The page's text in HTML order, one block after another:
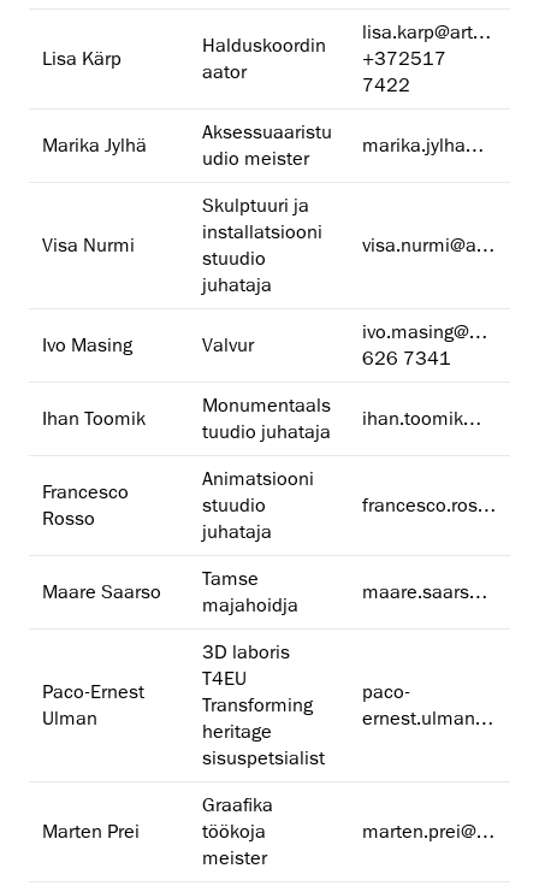
Lisa Kärp
Halduskoordin
aator
lisa.karp@artun.ee
+372517
7422
Marika Jylhä
Aksessuaaristu
udio meister
marika.jylha@artun.ee
Visa Nurmi
Skulptuuri ja
installatsiooni
stuudio
juhataja
visa.nurmi@artun.ee
Ivo Masing Valvur
ivo.masing@artun.ee
626 7341
Ihan Toomik
Monumentaals
tuudio juhataja
ihan.toomik@artun.ee
Francesco
Rosso
Animatsiooni
stuudio
juhataja
francesco.rosso@artun.ee
Maare Saarso
Tamse
majahoidja
maare.saarso@artun.ee
Paco-Ernest
Ulman
3D laboris
T4EU
Transforming
heritage
sisuspetsialist
paco-
ernest.ulman@artun.ee
Marten Prei
Graafika
töökoja
meister
marten.prei@artun.ee